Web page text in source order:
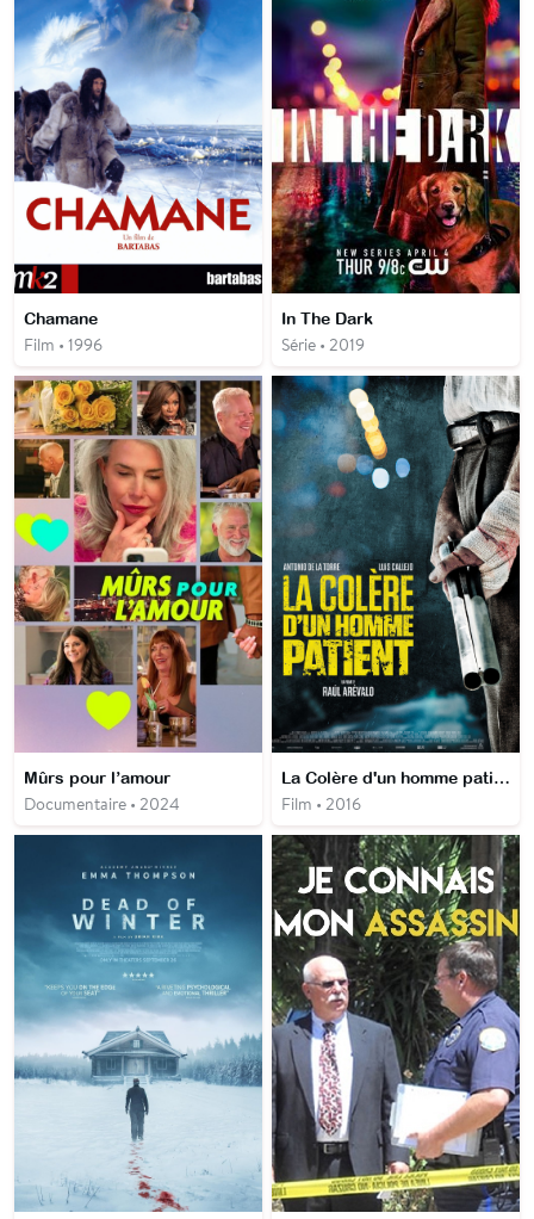
Chamane
Film • 1996
In The Dark
Série • 2019
Mûrs pour l’amour
Documentaire • 2024
La Colère d'un homme patient
Film • 2016